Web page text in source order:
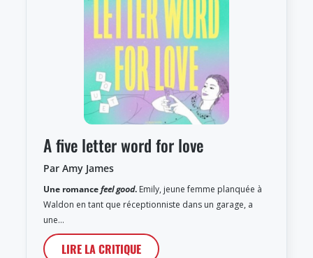
A five letter word for love
Par Amy James
Une romancefeel good. Emily, jeune femme planquée à
Waldon en tant que réceptionniste dans un garage, a
une…
LIRE LA CRITIQUE